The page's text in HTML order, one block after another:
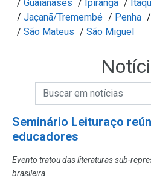
/ Guaianases / Ipiranga /
/ Jaçanã/Tremembé / Penha /
/ São Mateus / São Miguel
Campo de
Campo de Busca de
Seminário Leituraço
educadores
Evento tratou das literaturas sub-
brasileira